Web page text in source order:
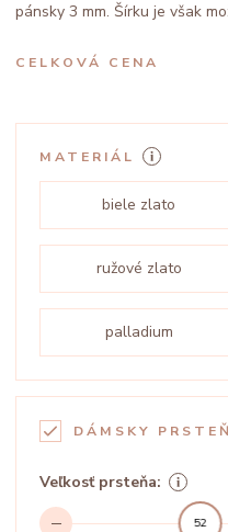
pánsky 3 mm. Šírku je však
CELKOVÁ CENA
MATERIÁL
biele zlato
ružové zlato
palladium
DÁMSKY PRSTEŇ
Veľkosť prsteňa:
52